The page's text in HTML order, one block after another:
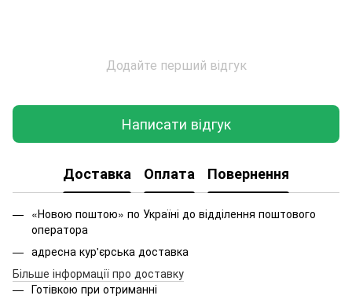
Додайте перший відгук
Написати відгук
Доставка Оплата Повернення
«Новою поштою» по Україні до відділення поштового
оператора
адресна кур'єрська доставка
Більше інформації про доставку
Готівкою при отриманні